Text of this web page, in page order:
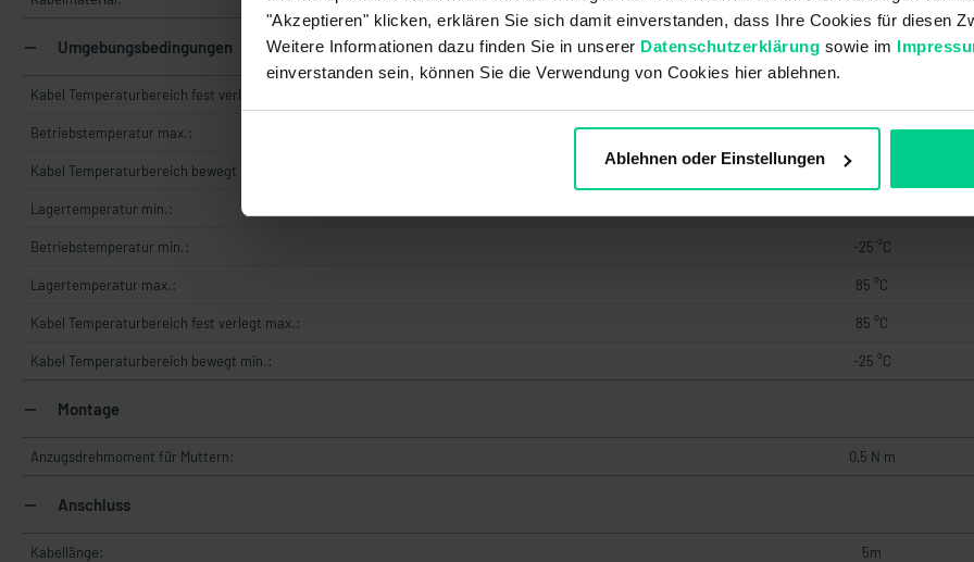
"Akzeptieren" klicken, erklären Sie sich damit einverstanden, dass Ihre Cookies für diesen
Weitere Informationen dazu finden Sie in unserer Datenschutzerklärung sowie im
einverstanden sein, können Sie die Verwendung von Cookies hier ablehnen.
Ablehnen oder Einstellungen
Umgebungsbedingungen
Kabel Temperaturbereich fest verlegt min.:
Betriebstemperatur max.: 80 °C
Kabel Temperaturbereich bewegt max.:
Lagertemperatur min.:
Betriebstemperatur min.: -25 °C
Lagertemperatur max.: 85 °C
Kabel Temperaturbereich fest verlegt max.: 85 °C
Kabel Temperaturbereich bewegt min.: -25 °C
Montage
Anzugsdrehmoment für Muttern: 0,5 N m
Anschluss
Kabellänge: 5m